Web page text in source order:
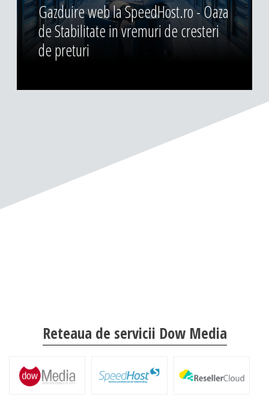
Gazduire web la SpeedHost.ro - Oaza
de Stabilitate in vremuri de cresteri
de preturi
Reteaua de servicii Dow Media